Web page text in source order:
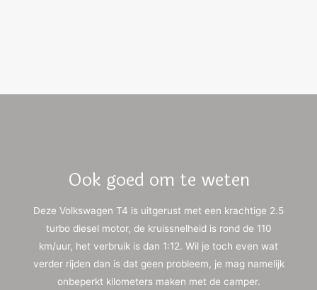
Ook goed om te weten
Deze Volkswagen T4 is uitgerust met een krachtige 2.5
turbo diesel motor, de kruissnelheid is rond de 110
km/uur, het verbruik is dan 1:12. Wil je toch even wat
verder rijden dan is dat geen probleem, je mag namelijk
onbeperkt kilometers maken met de camper.